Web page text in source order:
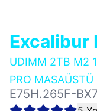
Excalibur
UDIMM 2TB M2
PRO MASAÜSTÜ
E75H.265F-